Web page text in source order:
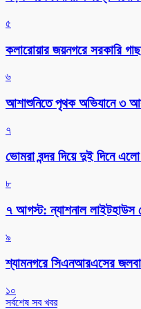
৫
কলারোয়ার জয়নগরে সরকারি গাছ
৬
আশাশুনিতে পৃথক অভিযানে ৩
৭
ভোমরা বন্দর দিয়ে দুই দিনে
৮
৭ আগস্ট: ন্যাশনাল লাইটহাউস
৯
শ্যামনগরে সিএনআরএসের
১০
সর্বশেষ সব খবর